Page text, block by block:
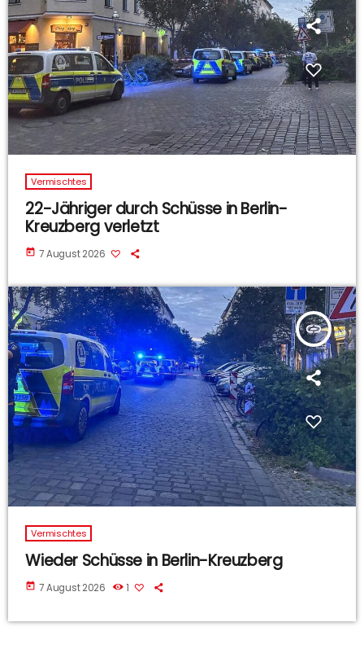
Vermischtes
22-Jähriger durch Schüsse in Berlin-
Kreuzberg verletzt
today 7 August 2026
insert_link
Vermischtes
Wieder Schüsse in Berlin-Kreuzberg
today 7 August 2026 1